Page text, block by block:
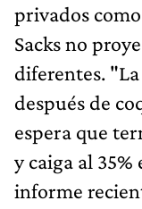
privados
Sacks no
diferentes.
después de
espera que
y caiga al
informe